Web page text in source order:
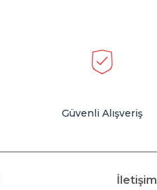
Güvenli Alışveriş
İletişim